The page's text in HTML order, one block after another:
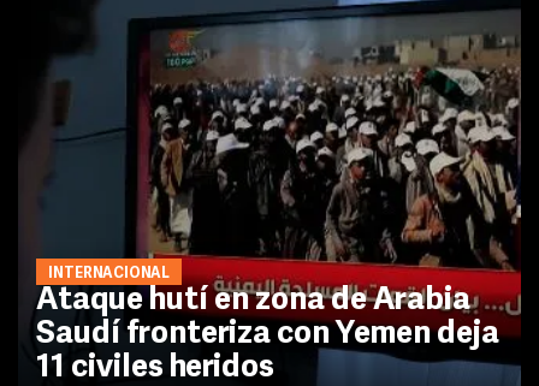
INTERNACIONAL
Ataque hutí en zona de Arabia
Saudí fronteriza con Yemen deja
11 civiles heridos